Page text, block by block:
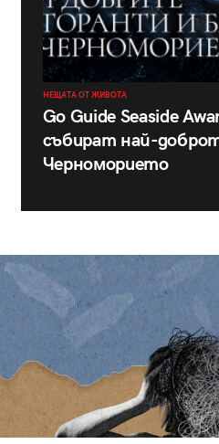
НЕЩАТА ОТ ЖИВОТА
Go Guide Seaside
събират най-
Черноморието